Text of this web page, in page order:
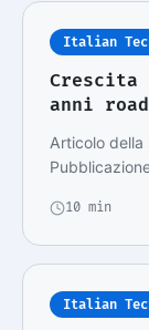
Italian
anni
Articolo della
10 min
Italian